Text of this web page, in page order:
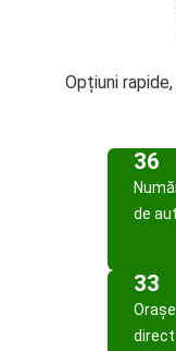
Opțiuni
36
de
33
direct